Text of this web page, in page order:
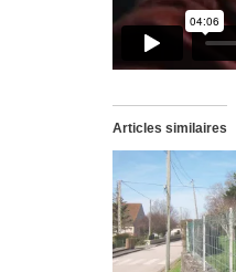
Articles similaires